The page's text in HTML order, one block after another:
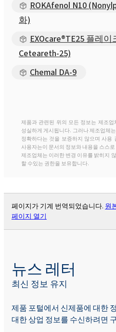
ROKAfenol N10
화)
EXOcare®TE25 플레
Ceteareth-25)
Chemal DA-9
제품과 관련된 위의 모든 정보는 제조
성실하게 게시됩니다. 그러나 제조업체
정확하다는 것을 보증하지 않으며 사용
사용자는이 문서의 정보와 내용을 스스
제조업체는 이러한 변경 이유를 밝히지
할 수있는 권한을 보유합니다.
페이지가 기계 번역되었습니다. 원
페이지 열기
뉴스 레터
최신 정보 유지
제품 포털에서 신제품에 대한
대한 상업 정보를 수신하려면